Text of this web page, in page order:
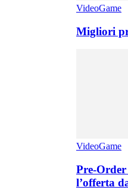
VideoGame
Migliori
VideoGame
Pre-
l’offerta